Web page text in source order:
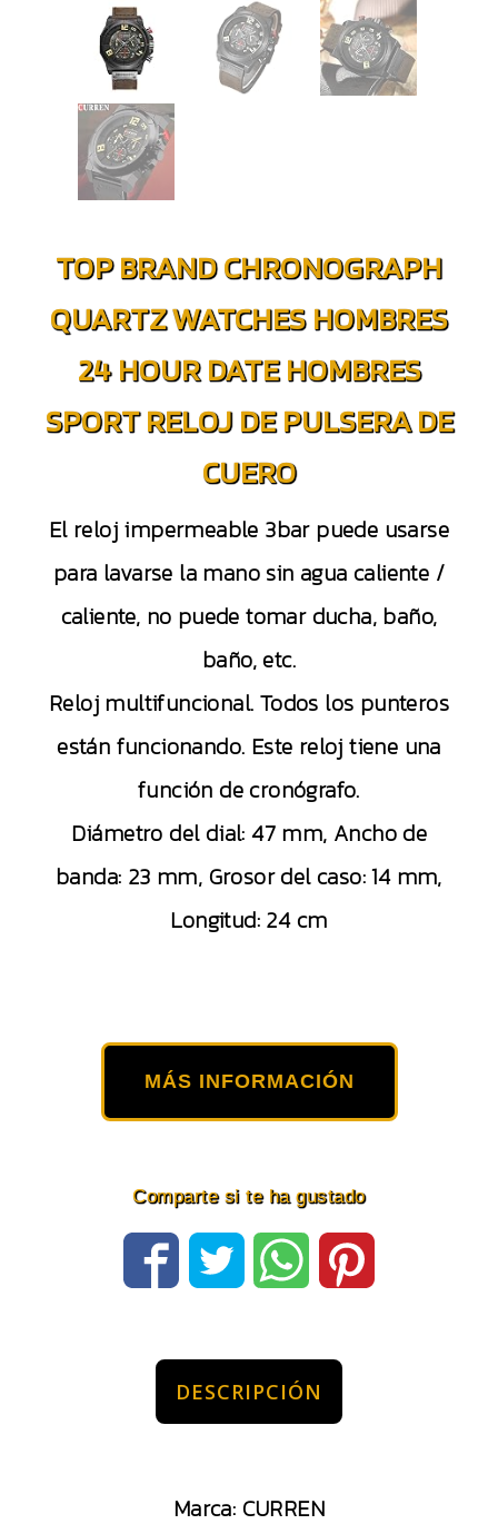
TOP BRAND CHRONOGRAPH
QUARTZ WATCHES HOMBRES
24 HOUR DATE HOMBRES
SPORT RELOJ DE PULSERA DE
CUERO
El reloj impermeable 3bar puede usarse
para lavarse la mano sin agua caliente /
caliente, no puede tomar ducha, baño,
baño, etc.
Reloj multifuncional. Todos los punteros
están funcionando. Este reloj tiene una
función de cronógrafo.
Diámetro del dial: 47 mm, Ancho de
banda: 23 mm, Grosor del caso: 14 mm,
Longitud: 24 cm
MÁS INFORMACIÓN
Comparte si te ha gustado
DESCRIPCIÓN
Marca: CURREN